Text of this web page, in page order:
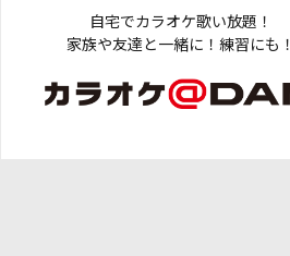
自宅でカラオケ歌い放題！
家族や友達と一緒に！練習にも！